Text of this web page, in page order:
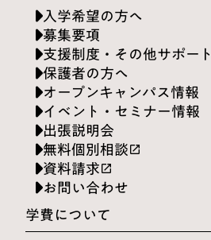
入学希望の方へ
募集要項
支援制度・その他サポート
保護者の方へ
オープンキャンパス情報
イベント・セミナー情報
出張説明会
無料個別相談launch
資料請求launch
お問い合わせ
学費について